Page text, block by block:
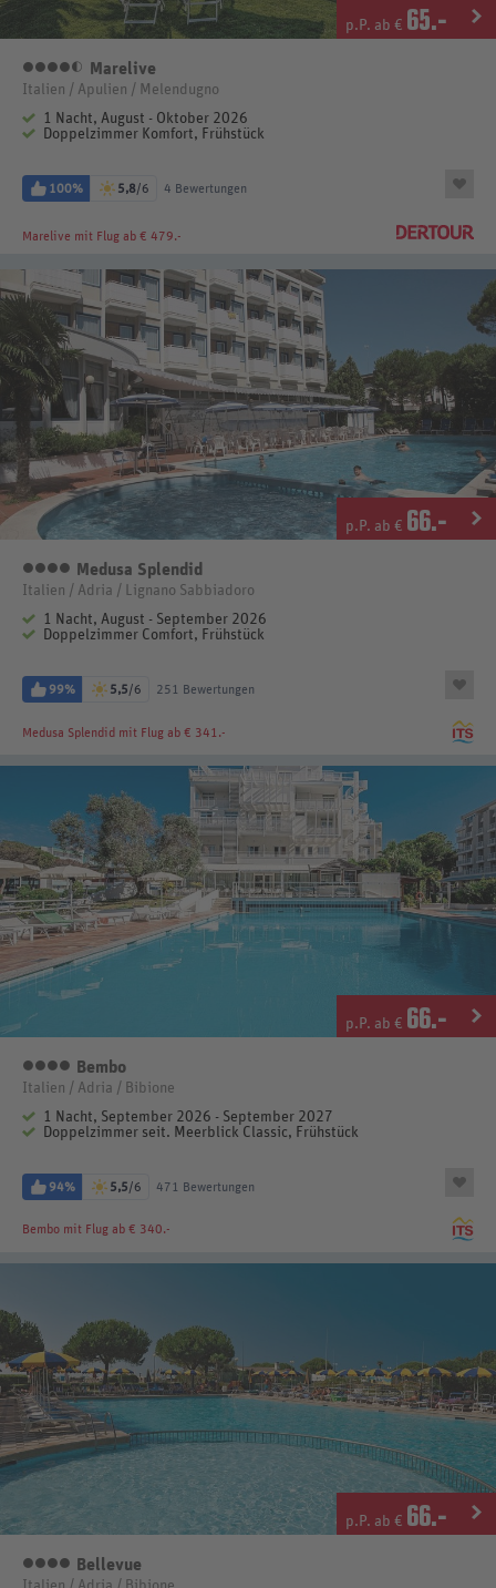
p.P. ab € 65.-
4,5 Sterne
Marelive
Italien / Apulien / Melendugno
1 Nacht, August - Oktober 2026
Doppelzimmer Komfort, Frühstück
100% 5,8/6 4 Bewertungen
Marelive mit Flug ab € 479.-
p.P. ab € 66.-
4 Sterne
Medusa Splendid
Italien / Adria / Lignano Sabbiadoro
1 Nacht, August - September 2026
Doppelzimmer Comfort, Frühstück
99% 5,5/6 251 Bewertungen
Medusa Splendid mit Flug ab € 341.-
p.P. ab € 66.-
4 Sterne
Bembo
Italien / Adria / Bibione
1 Nacht, September 2026 - September 2027
Doppelzimmer seit. Meerblick Classic, Frühstück
94% 5,5/6 471 Bewertungen
Bembo mit Flug ab € 340.-
p.P. ab € 66.-
4 Sterne
Bellevue